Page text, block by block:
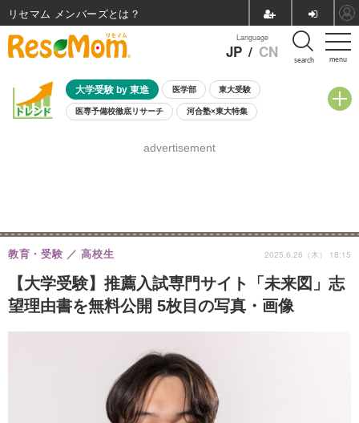
menu
Language
JP / CN search
大学受験 by 東進 医学部 東大受験
医専予備校徹底リサーチ 河合塾×東大特集
8月開催学校説明会・相談会
advertisement
【大学受験】推薦入試専門サイト「未来図」志
望理由書を無料公開 5枚目の写真・画像
教育・受験 高校生 2025.6.26（木） 18:15
リセマム メンバーズ